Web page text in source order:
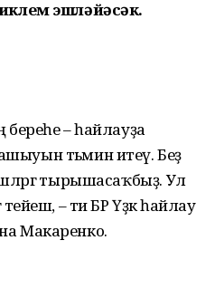
эшләйәсәк.
береһе – һайлауҙа
тәьмин итеү. Беҙ
тырышасаҡбыҙ. Ул
тейеш, – ти БР Үҙәк һайлау
Макаренко.